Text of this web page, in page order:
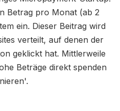
Betrag pro Monat (ab 2
ein. Dieser Beitrag wird
verteilt, auf denen der
geklickt hat. Mittlerweile
Beträge direkt spenden